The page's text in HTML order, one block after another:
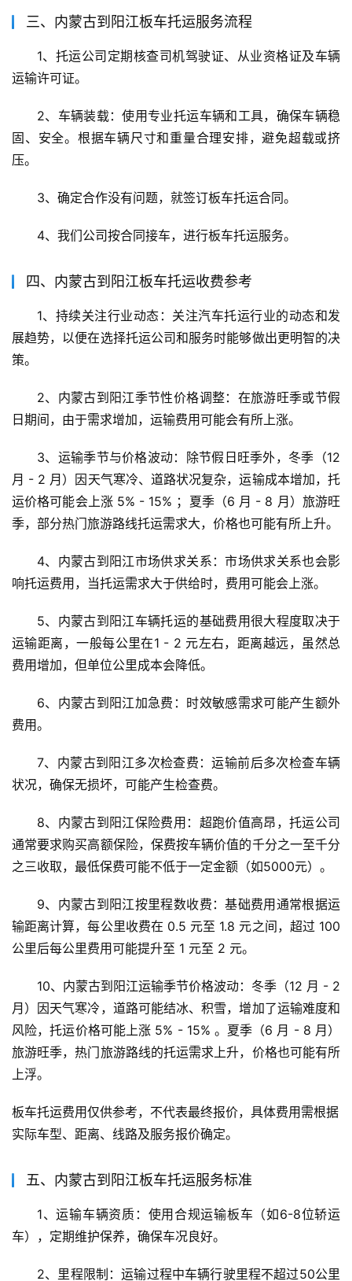
三、内蒙古到阳江板车托运服务流程
1、托运公司定期核查司机驾驶证、从业资格证及车辆
运输许可证。
2、车辆装载：使用专业托运车辆和工具，确保车辆稳
固、安全。根据车辆尺寸和重量合理安排，避免超载或挤
压。
3、确定合作没有问题，就签订板车托运合同。
4、我们公司按合同接车，进行板车托运服务。
四、内蒙古到阳江板车托运收费参考
1、持续关注行业动态：关注汽车托运行业的动态和发
展趋势，以便在选择托运公司和服务时能够做出更明智的决
策。
2、内蒙古到阳江季节性价格调整：在旅游旺季或节假
日期间，由于需求增加，运输费用可能会有所上涨。
3、运输季节与价格波动：除节假日旺季外，冬季（12
月 - 2 月）因天气寒冷、道路状况复杂，运输成本增加，托
运价格可能会上涨 5% - 15% ；夏季（6 月 - 8 月）旅游旺
季，部分热门旅游路线托运需求大，价格也可能有所上升。
4、内蒙古到阳江市场供求关系：市场供求关系也会影
响托运费用，当托运需求大于供给时，费用可能会上涨。
5、内蒙古到阳江车辆托运的基础费用很大程度取决于
运输距离，一般每公里在1 - 2 元左右，距离越远，虽然总
费用增加，但单位公里成本会降低。
6、内蒙古到阳江加急费：时效敏感需求可能产生额外
费用。
7、内蒙古到阳江多次检查费：运输前后多次检查车辆
状况，确保无损坏，可能产生检查费。
8、内蒙古到阳江保险费用：超跑价值高昂，托运公司
通常要求购买高额保险，保费按车辆价值的千分之一至千分
之三收取，最低保费可能不低于一定金额（如5000元）。
9、内蒙古到阳江按里程数收费：基础费用通常根据运
输距离计算，每公里收费在 0.5 元至 1.8 元之间，超过 100
公里后每公里费用可能提升至 1 元至 2 元。
10、内蒙古到阳江运输季节价格波动：冬季（12 月 - 2
月）因天气寒冷，道路可能结冰、积雪，增加了运输难度和
风险，托运价格可能上涨 5% - 15% 。夏季（6 月 - 8 月）
旅游旺季，热门旅游路线的托运需求上升，价格也可能有所
上浮。
板车托运费用仅供参考，不代表最终报价，具体费用需根据
实际车型、距离、线路及服务报价确定。
五、内蒙古到阳江板车托运服务标准
1、运输车辆资质：使用合规运输板车（如6-8位轿运
车），定期维护保养，确保车况良好。
2、里程限制：运输过程中车辆行驶里程不超过50公里